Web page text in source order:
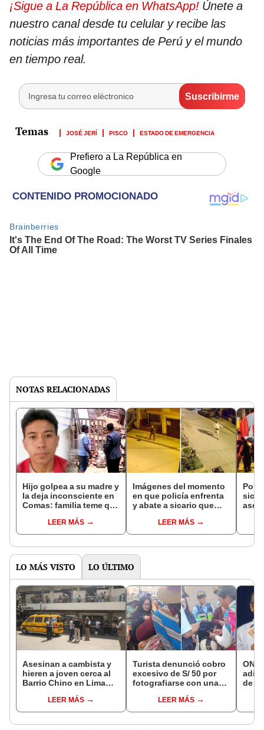
¡Sigue a La República en WhatsApp! Únete a
nuestro canal desde tu celular y recibe las
noticias más importantes de Perú y el mundo
en tiempo real.
JOSÉ JERÍ PISCO ESTADO DE EMERGENCIA
Prefiero a La República en
Google
NOTAS RELACIONADAS
Hijo golpea a su madre y
la deja inconsciente en
Comas: familia teme que
denunciaLEER MÁS
Imágenes del momento
en que policía enfrenta
y abate a sicario que
transportista en Comas
LEER MÁS
LO MÁS VISTO LO ÚLTIMO
Asesinan a cambista y
hieren a joven cerca al
Barrio Chino en Lima
sospechoso detenido
LEER MÁS
Turista denunció cobro
excesivo de S/ 50 por
fotografiarse con una
Serenazgo recuperó el
dinero
LEER MÁS
ONP
de
si